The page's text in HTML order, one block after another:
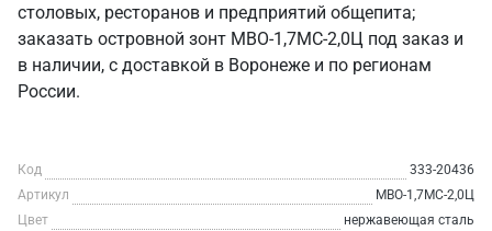
столовых, ресторанов и предприятий общепита;
заказать островной зонт МВО-1,7МС-2,0Ц под заказ и
в наличии, с доставкой в Воронеже и по регионам
России.
Код
333-20436
Артикул
МВО-1,7МС-2,0Ц
Цвет
нержавеющая сталь